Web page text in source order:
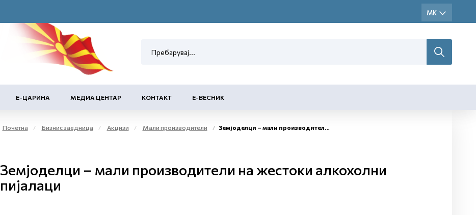
Е-ЦАРИНА МЕДИА ЦЕНТАР КОНТАКТ Е-ВЕСНИК
Почетна Бизнис заедница Акцизи Мали производители Земјоделци – мали производители на жестоки алкохолни пијалаци
Земјоделци – мали производители на жестоки алкохолни
пијалаци